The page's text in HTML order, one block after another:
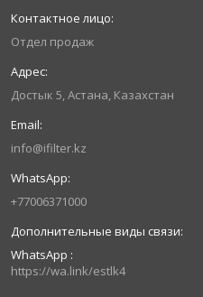
Отдел продаж
Достык 5, Астана, Казахстан
info@ifilter.kz
+77006371000
WhatsApp
https://wa.link/estlk4